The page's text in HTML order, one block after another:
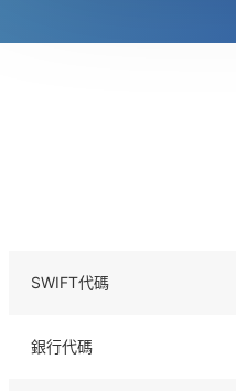
SWIFT代碼
銀行代碼